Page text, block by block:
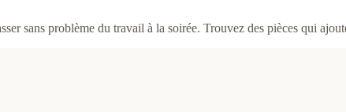
sans problème du travail à la soirée. Trouvez des pièces qui